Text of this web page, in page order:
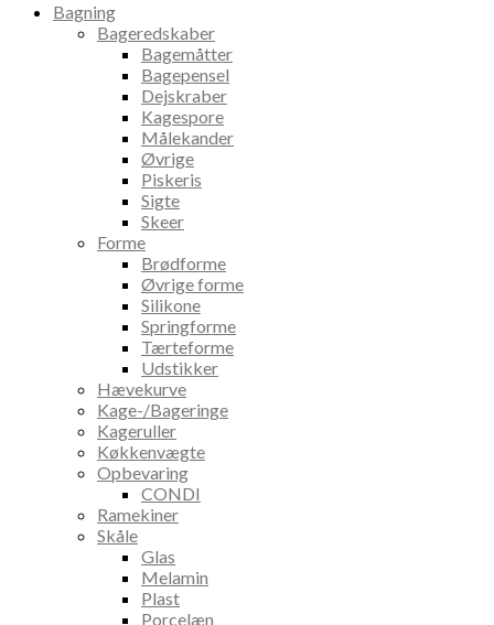
Bagning
Bageredskaber
Bagemåtter
Bagepensel
Dejskraber
Kagespore
Målekander
Øvrige
Piskeris
Sigte
Skeer
Forme
Brødforme
Øvrige forme
Silikone
Springforme
Tærteforme
Udstikker
Hævekurve
Kage-/Bageringe
Kageruller
Køkkenvægte
Opbevaring
CONDI
Ramekiner
Skåle
Glas
Melamin
Plast
Porcelæn